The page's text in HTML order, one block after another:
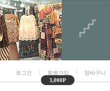
로그인
회원가입
3,000P
장바구니